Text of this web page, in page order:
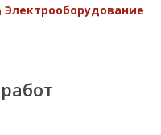
Электрооборудование